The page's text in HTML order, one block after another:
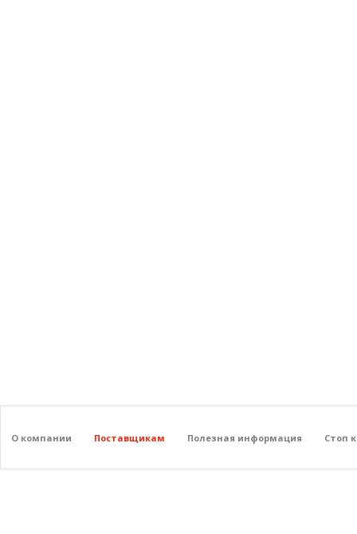
О компании Поставщикам Полезная информация Стоп